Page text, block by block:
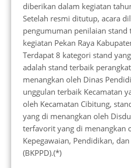
diberikan dalam kegiatan
Setelah resmi ditutup, acara
pengumuman penilaian stand
kegiatan Pekan Raya
Terdapat 8 kategori stand
adalah stand terbaik
menangkan oleh Dinas
unggulan terbaik Kecamatan
oleh Kecamatan Cibitung,
yang di menangkan oleh
terfavorit yang di menangkan
Kepegawaian, Pendidikan,
(BKPPD).(*)